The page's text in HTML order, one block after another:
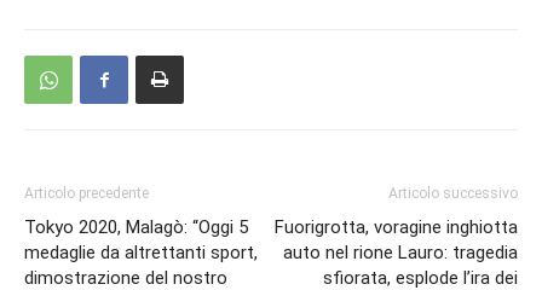
Articolo precedente
Tokyo 2020, Malagò: “Oggi 5
medaglie da altrettanti sport,
dimostrazione del nostro
Articolo successivo
Fuorigrotta, voragine inghiotta
auto nel rione Lauro: tragedia
sfiorata, esplode l’ira dei